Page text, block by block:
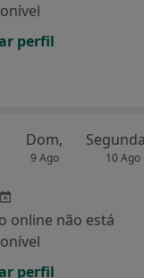
perfil
Dom,
9 Ago 10 Ago
online não está
perfil